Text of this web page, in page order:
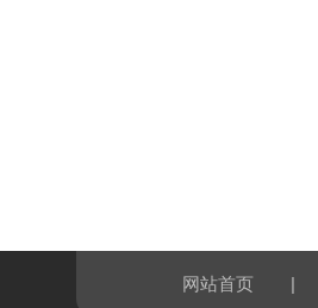
网站首页 |